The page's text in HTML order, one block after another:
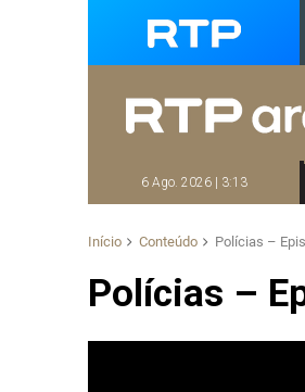
6 Ago. 2026 | 3:13
Início Conteúdo Polícias –
Polícias –